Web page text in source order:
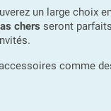
un large choix
chers seront
comme